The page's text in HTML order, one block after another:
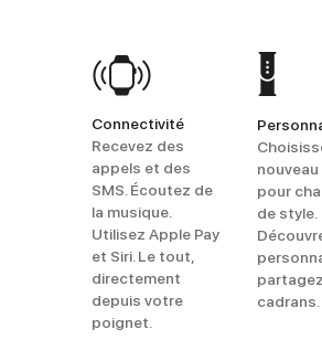
Connectivité
Recevez des
appels et des
SMS. Écoutez de
la musique.
Utilisez Apple Pay
et Siri. Le tout,
directement
depuis votre
poignet.
pour
de style.
cadrans.